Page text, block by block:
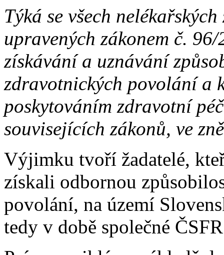
Týká se všech
upravených zákonem č.
získávání a uznávání
zdravotnických povolání a
poskytováním zdravotní
souvisejících zákonů, ve
Výjimku tvoří žadatelé,
získali odbornou
povolání, na území
tedy v době společné